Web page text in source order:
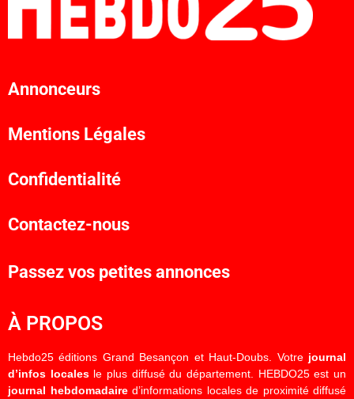
Annonceurs
Mentions Légales
Confidentialité
Contactez-nous
Passez vos petites annonces
À PROPOS
Hebdo25 éditions Grand Besançon et Haut-Doubs. Votre journal
d’infos localesle plus diffusé du département. HEBDO25 est un
journal hebdomadaired’informations locales de proximité diffusé